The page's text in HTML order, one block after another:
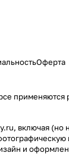
Оферта
применяются
включая (но
и